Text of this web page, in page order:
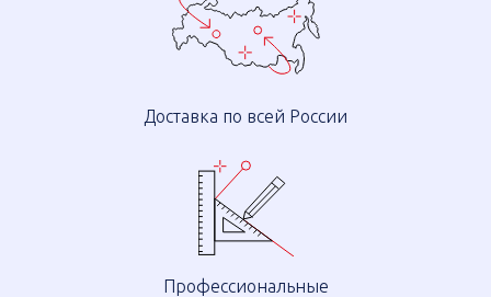
Доставка по всей России
Профессиональные